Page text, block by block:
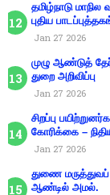
தமிழ்நாடு
புதிய
Jan 27 2026
முழு ஆண்டுத்
துறை அறிவிப்பு
Jan 27 2026
சிறப்பு
கோரிக்கை –
Jan 27 2026
துணை மருத்துவப்
ஆண்டில் அமல்.